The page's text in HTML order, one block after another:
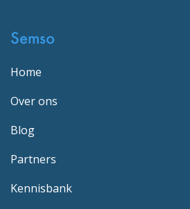
Semso
Home
Over ons
Blog
Partners
Kennisbank